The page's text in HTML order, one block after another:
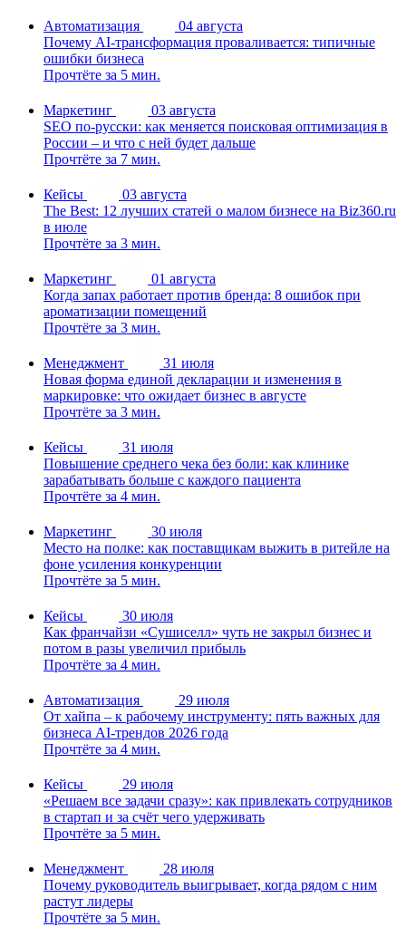
Автоматизация
04 августа
Почему AI-трансформация проваливается: типичные
ошибки бизнеса
Прочтёте за 5 мин.
Маркетинг
03 августа
SEO по-русски: как меняется поисковая оптимизация в
России – и что с ней будет дальше
Прочтёте за 7 мин.
Кейсы
03 августа
The Best: 12 лучших статей о малом бизнесе на Biz360.ru
в июле
Прочтёте за 3 мин.
Маркетинг
01 августа
Когда запах работает против бренда: 8 ошибок при
ароматизации помещений
Прочтёте за 3 мин.
Менеджмент
31 июля
Новая форма единой декларации и изменения в
маркировке: что ожидает бизнес в августе
Прочтёте за 3 мин.
Кейсы
31 июля
Повышение среднего чека без боли: как клинике
зарабатывать больше с каждого пациента
Прочтёте за 4 мин.
Маркетинг
30 июля
Место на полке: как поставщикам выжить в ритейле на
фоне усиления конкуренции
Прочтёте за 5 мин.
Кейсы
30 июля
Как франчайзи «Сушиселл» чуть не закрыл бизнес и
потом в разы увеличил прибыль
Прочтёте за 4 мин.
Автоматизация
29 июля
От хайпа – к рабочему инструменту: пять важных для
бизнеса AI-трендов 2026 года
Прочтёте за 4 мин.
Кейсы
29 июля
«Решаем все задачи сразу»: как привлекать сотрудников
в стартап и за счёт чего удерживать
Прочтёте за 5 мин.
Менеджмент
28 июля
Почему руководитель выигрывает, когда рядом с ним
растут лидеры
Прочтёте за 5 мин.